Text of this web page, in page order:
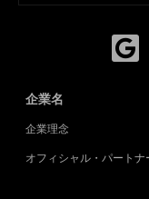
企業名
企業理念
オフィシャル・パートナ